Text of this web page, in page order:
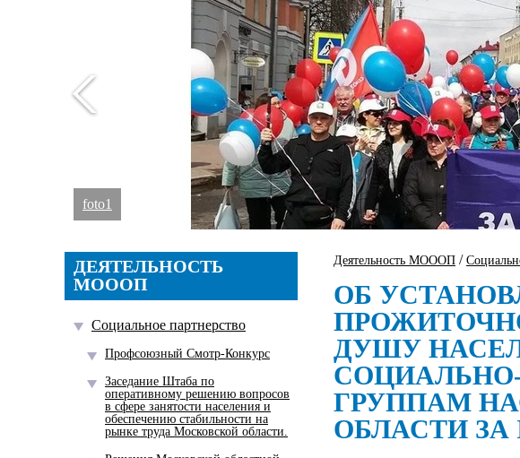
foto1
ДЕЯТЕЛЬНОСТЬ
МОООП
Социальное партнерство
Профсоюзный Смотр-Конкурс
Заседание Штаба по
оперативному решению вопросов
в сфере занятости населения и
обеспечению стабильности на
рынке труда Московской области.
Деятельность МОООП /
ОБ
ДУШУ
ГРУППАМ
ОБЛАСТИ ЗА